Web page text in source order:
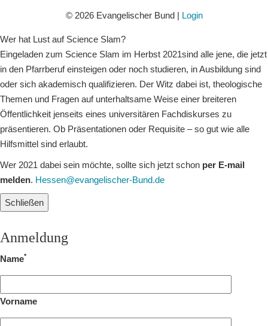
© 2026 Evangelischer Bund | Login
Wer hat Lust auf Science Slam?
Eingeladen zum Science Slam im Herbst 2021sind alle jene, die jetzt
in den Pfarrberuf einsteigen oder noch studieren, in Ausbildung sind
oder sich akademisch qualifizieren. Der Witz dabei ist, theologische
Themen und Fragen auf unterhaltsame Weise einer breiteren
Öffentlichkeit jenseits eines universitären Fachdiskurses zu
präsentieren. Ob Präsentationen oder Requisite – so gut wie alle
Hilfsmittel sind erlaubt.
Wer 2021 dabei sein möchte, sollte sich jetzt schon per E-mail
melden. Hessen@evangelischer-Bund.de
Schließen
Anmeldung
Name*
Vorname